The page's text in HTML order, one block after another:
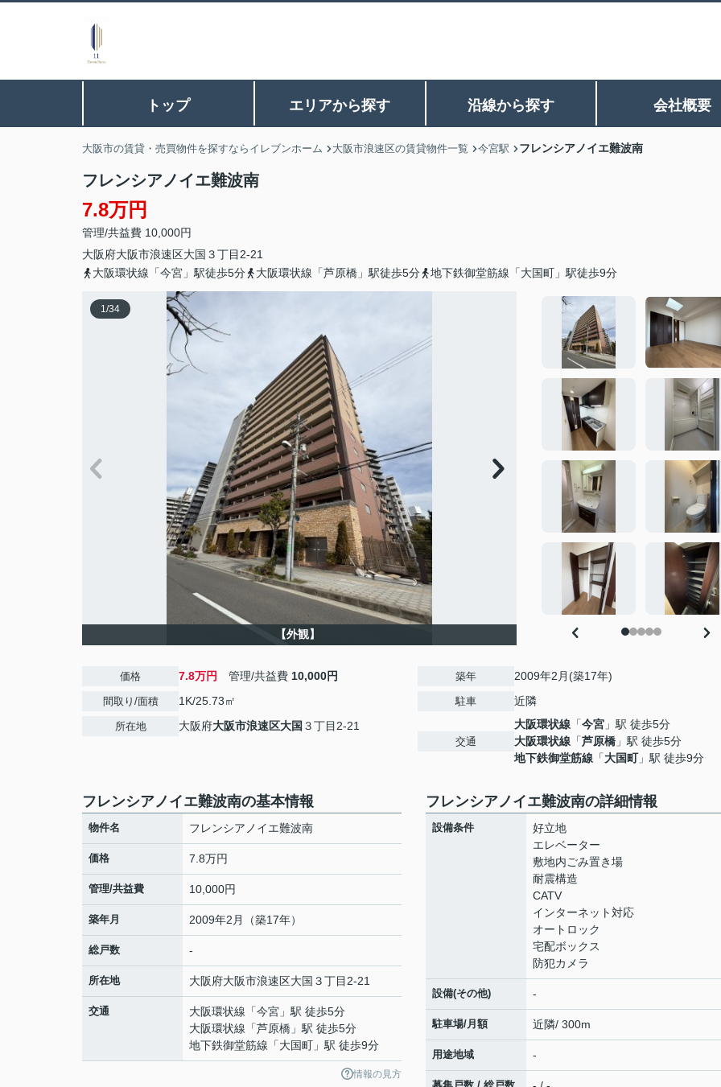
トップ エリアから探す 沿線から探す 会社概要
大阪市の賃貸・売買物件を探すならイレブンホーム 大阪市浪速区の賃貸物件一覧 今宮駅 フレンシアノイエ難波南
フレンシアノイエ難波南
7.8万円
管理/共益費 10,000円
大阪府大阪市浪速区大国 ３丁目2-21
大阪環状線「今宮」駅徒歩5分
大阪環状線「芦原橋」駅徒歩5分 地下鉄御堂筋線「大国町」駅徒歩9分
1/34
【外観】
価格 7.8万円 管理/共益費 10,000円
間取り/面積 1K/25.73㎡
所在地 大阪府大阪市浪速区大国 ３丁目2-21
築年 2009年2月(築17年)
駐車 近隣
交通
大阪環状線 「今宮 」駅 徒歩5分
大阪環状線 「芦原橋 」駅 徒歩5分
地下鉄御堂筋線 「大国町」駅 徒歩9分
フレンシアノイエ難波南の基本情報
物件名 フレンシアノイエ難波南
価格 7.8万円
管理/共益費 10,000円
築年月 2009年2月（築17年）
総戸数 -
所在地 大阪府大阪市浪速区大国 ３丁目2-21
交通 大阪環状線 「今宮 」駅 徒歩5分
大阪環状線 「芦原橋 」駅 徒歩5分
地下鉄御堂筋線 「大国町 」駅 徒歩9分
情報の見方
フレンシアノイエ難波南の詳細情報
設備条件
好立地
エレベーター
敷地内ごみ置き場
耐震構造
CATV
インターネット対応
オートロック
宅配ボックス
防犯カメラ
設備(その他) -
駐車場/月額 近隣/ 300m
用途地域 -